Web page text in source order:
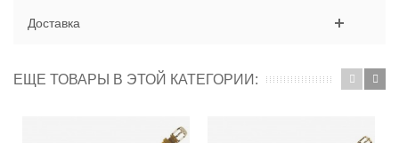
Доставка
ЕЩЕ ТОВАРЫ В ЭТОЙ КАТЕГОРИИ: